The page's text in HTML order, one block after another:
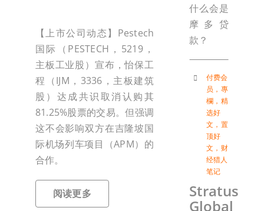
【上市公司动态】Pestech
国际（PESTECH，5219，
主板工业股）宣布，怡保工
程（IJM，3336，主板建筑
股）达成共识取消认购其
81.25%股票的交易。但强调
这不会影响双方在吉隆坡国
际机场列车项目（APM）的
合作。
阅读更多
什么会是
摩多贷
款？
付费会
员 ， 專
欄 ， 精
选好
文 ， 置
顶好
文 ， 财
经猎人
笔记
Stratus
Global